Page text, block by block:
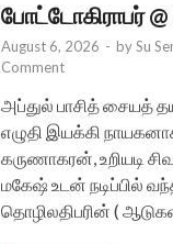
போட்டோகிராபர்
August 6, 2026 - bySu
Comment
அப்துல் பாசித் சையத்
எழுதி இயக்கி
கருணாகரன், உறியடி
மகேஷ் உடன் நடிப்பில்
தொழிலதிபரின் (